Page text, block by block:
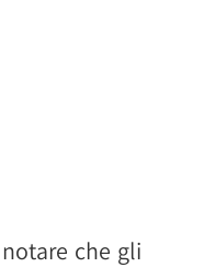
che gli